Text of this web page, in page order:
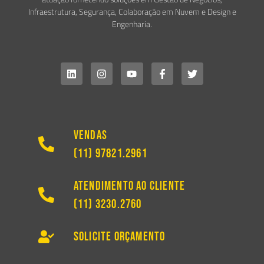
Infraestrutura, Segurança, Colaboração em Nuvem e Design e
Engenharia.
Vendas
(11) 97821.2961
Atendimento ao Cliente
(11) 3230.2760
Solicite Orçamento